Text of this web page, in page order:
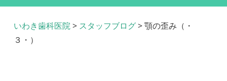
いわき歯科医院> スタッフブログ>顎の歪み（・
３・）